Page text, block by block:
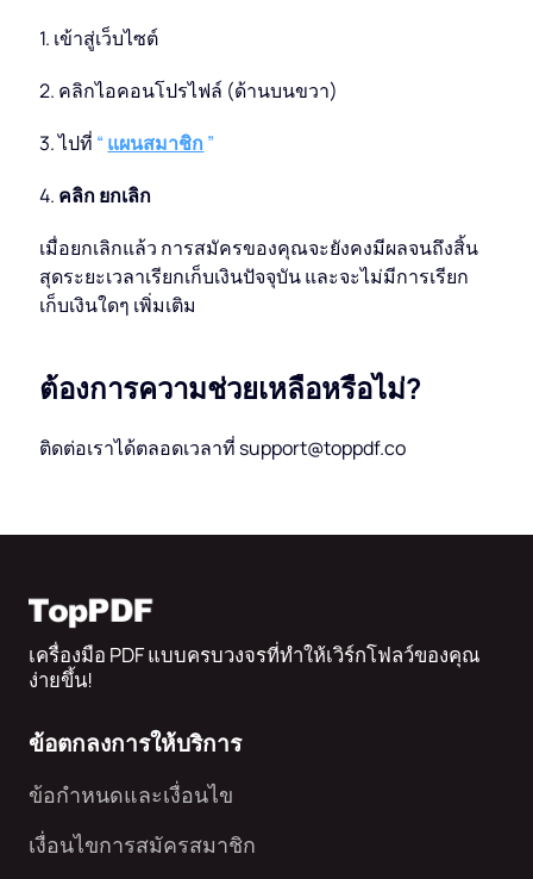
1. เข้าสู่เว็บไซต์
2. คลิกไอคอนโปรไฟล์ (ด้านบนขวา)
3. ไปที่ “ แผนสมาชิก ”
4. คลิก ยกเลิก
เมื่อยกเลิกแล้ว การสมัครของคุณจะยังคงมีผลจนถึงสิ้น
สุดระยะเวลาเรียกเก็บเงินปัจจุบัน และจะไม่มีการเรียก
เก็บเงินใดๆ เพิ่มเติม
ต้องการความช่วยเหลือหรือไม่?
ติดต่อเราได้ตลอดเวลาที่ support@toppdf.co
เครื่องมือ PDF แบบครบวงจรที่ทำให้เวิร์กโฟลว์ของคุณ
ง่ายขึ้น!
ข้อตกลงการให้บริการ
ข้อกำหนดและเงื่อนไข
เงื่อนไขการสมัครสมาชิก